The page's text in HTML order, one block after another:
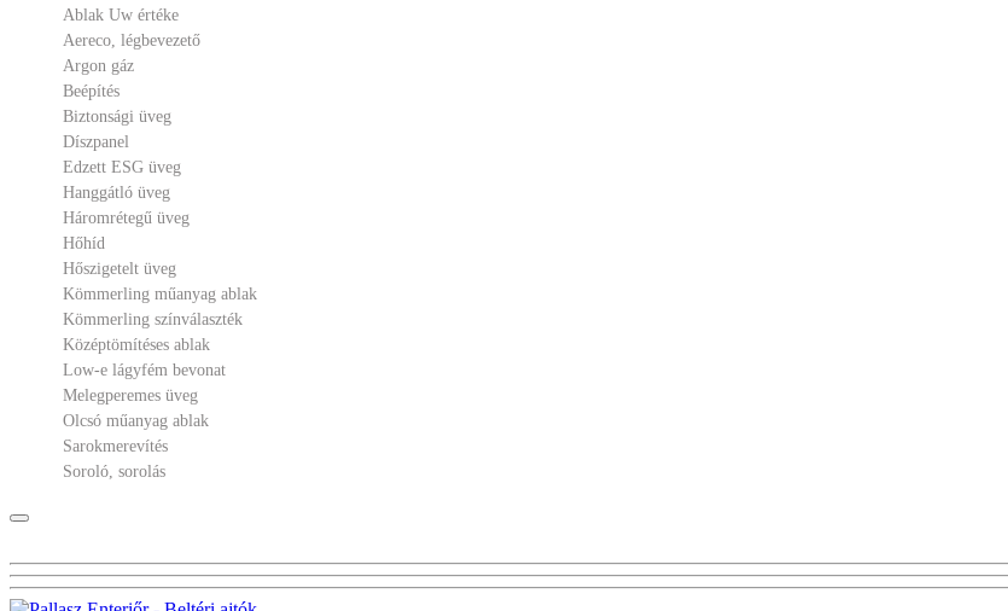
Ablak Uw értéke
Aereco, légbevezető
Argon gáz
Beépítés
Biztonsági üveg
Díszpanel
Edzett ESG üveg
Hanggátló üveg
Háromrétegű üveg
Hőhíd
Hőszigetelt üveg
Kömmerling műanyag ablak
Kömmerling színválaszték
Középtömítéses ablak
Low-e lágyfém bevonat
Melegperemes üveg
Olcsó műanyag ablak
Sarokmerevítés
Soroló, sorolás